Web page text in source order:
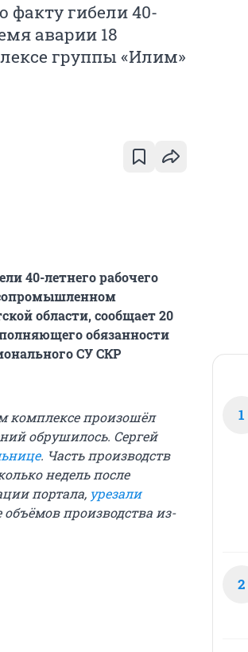
факту гибели 40-
аварии 18
группы «Илим»
40-летнего рабочего
области, сообщает 20
обязанности
СУ СКР
комплексе произошёл
обрушилось. Сергей
. Часть производств
недель после
портала, урезали
производства из-
1
2